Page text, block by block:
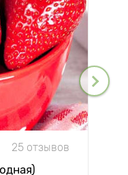
25 отзывов